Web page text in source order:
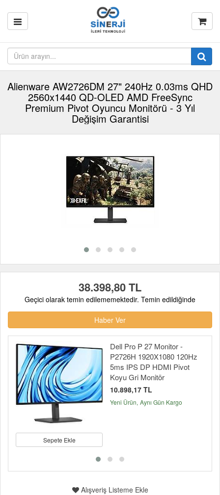
Alienware AW2726DM 27" 240Hz 0.03ms QHD
2560x1440 QD-OLED AMD FreeSync
Premium Pivot Oyuncu Monitörü - 3 Yıl
Değişim Garantisi
38.398,80 TL
Geçici olarak temin edilememektedir. Temin edildiğinde
Haber Ver
Sepete Ekle
Dell Pro P 27 Monitor -
P2726H 1920X1080 120Hz
5ms IPS DP HDMI Pivot
Koyu Gri Monitör
10.898,17 TL
Yeni Ürün Aynı Gün Kargo
Alışveriş Listeme Ekle